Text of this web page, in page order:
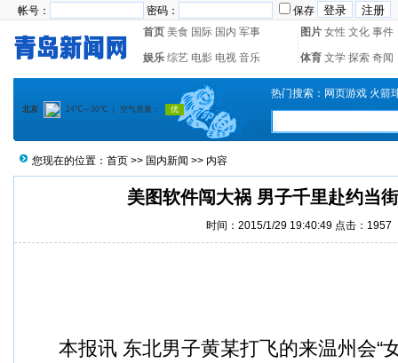
帐号： 密码：
保存
首页 美食 国际 国内 军事 图片 女性 文化 事件
娱乐 综艺 电影 电视 音乐 体育 文学 探索 奇闻
热门搜索： 网页游戏 火箭
您现在的位置： 首页 >> 国内新闻 >> 内容
美图软件闯大祸 男子千里赴约当
时间：2015/1/29 19:40:49 点击：1957
本报讯 东北男子黄某打飞的来温州会“